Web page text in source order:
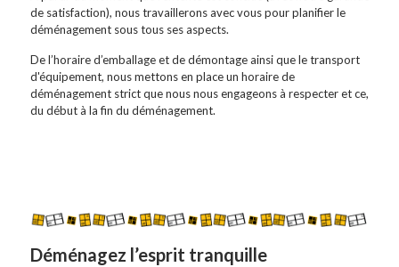
de satisfaction), nous travaillerons avec vous pour planifier le
déménagement sous tous ses aspects.
De l’horaire d’emballage et de démontage ainsi que le transport
d'équipement, nous mettons en place un horaire de
déménagement strict que nous nous engageons à respecter et ce,
du début à la fin du déménagement.
Déménagez l’esprit tranquille